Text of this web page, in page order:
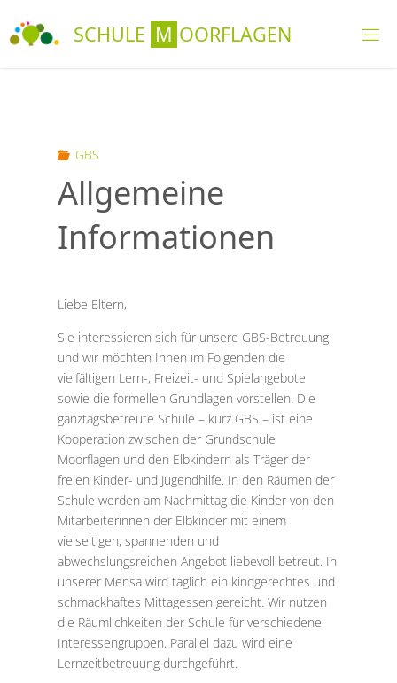
content
SCHULE M OORFLAGEN
GBS
Allgemeine
Informationen
Liebe Eltern,
Sie interessieren sich für unsere GBS-Betreuung
und wir möchten Ihnen im Folgenden die
vielfältigen Lern-, Freizeit- und Spielangebote
sowie die formellen Grundlagen vorstellen. Die
ganztagsbetreute Schule – kurz GBS – ist eine
Kooperation zwischen der Grundschule
Moorflagen und den Elbkindern als Träger der
freien Kinder- und Jugendhilfe. In den Räumen der
Schule werden am Nachmittag die Kinder von den
Mitarbeiterinnen der Elbkinder mit einem
vielseitigen, spannenden und
abwechslungsreichen Angebot liebevoll betreut. In
unserer Mensa wird täglich ein kindgerechtes und
schmackhaftes Mittagessen gereicht. Wir nutzen
die Räumlichkeiten der Schule für verschiedene
Interessengruppen. Parallel dazu wird eine
Lernzeitbetreuung durchgeführt.